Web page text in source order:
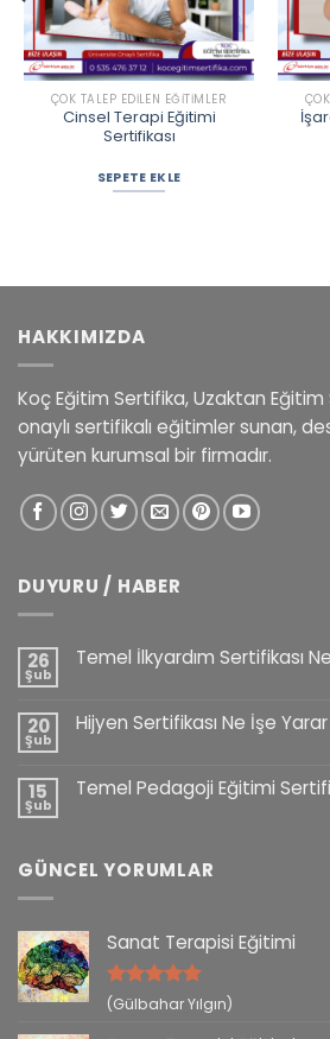
ÇOK TALEP EDILEN EĞITIMLER
Cinsel Terapi Eğitimi
Sertifikası
SEPETE EKLE
HAKKIMIZDA
Koç Eğitim Sertifika, Uzaktan
onaylı sertifikalı eğitimler sunan,
yürüten kurumsal bir firmadır.
DUYURU / HABER
26
Şub
Temel İlkyardım Sertifikası
20
Şub
Hijyen Sertifikası Ne İşe Yarar
15
Şub
Temel Pedagoji Eğitimi
GÜNCEL YORUMLAR
Sanat Terapisi Eğitimi
5 üzerinden
(Gülbahar Yılgın)